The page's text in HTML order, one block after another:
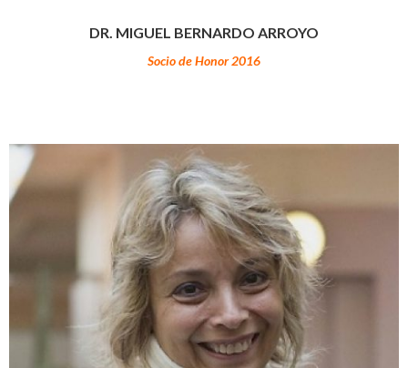
DR. MIGUEL BERNARDO ARROYO
Socio de Honor 2016